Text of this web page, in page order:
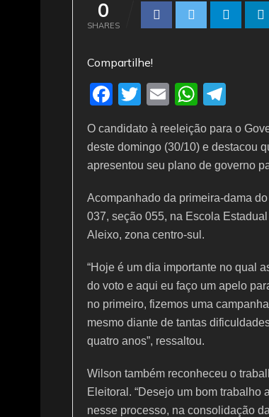
0
SHARES
Compartilhe!
F
a
c
e
o
o
T
w
itt
er
E
m
ai
l
W
h
at
s
p
p
e
gr
m
O candidato à reeleição para o
deste domingo (30/10) e destacou
apresentou seu plano de governo
Acompanhado da primeira-dama
037, seção 055, na Escola
Aleixo, zona centro-sul.
“Hoje é um dia importante no qual
do voto e aqui eu faço um apelo
no primeiro, fizemos uma
mesmo diante de tantas
quatro anos”, ressaltou.
Wilson também reconheceu o
Eleitoral. “Desejo um bom trabalho
nesse processo, na consolidação